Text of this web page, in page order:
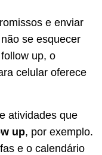
e enviar
se esquecer
up, o
celular oferece
atividades que
up, por exemplo.
e o calendário